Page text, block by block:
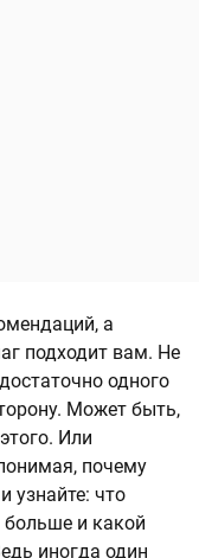
а
подходит вам. Не
одного
Может быть,
Или
почему
узнайте: что
и какой
иногда один